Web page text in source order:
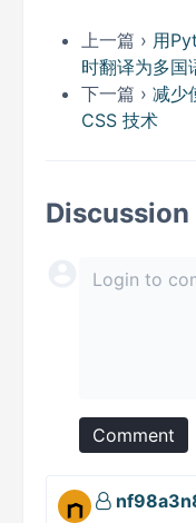
上一篇 › 用
时翻译为多国
下一篇 › 减少
CSS 技术
Discussion
Comment